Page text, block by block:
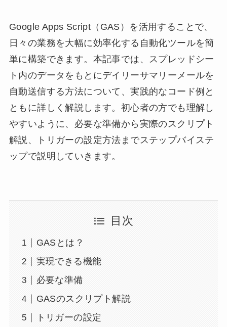
Google Apps Script（GAS）を活用することで、
日々の業務を大幅に効率化する自動化ツールを簡
単に構築できます。本記事では、スプレッドシー
ト内のデータをもとにデイリーサマリーメールを
自動送信する方法について、実践的なコード例と
ともに詳しく解説します。初心者の方でも理解し
やすいように、必要な準備から実際のスクリプト
解説、トリガーの設定方法までステップバイステ
ップで説明していきます。
目次
GASとは？
実現できる機能
必要な準備
GASのスクリプト解説
トリガーの設定